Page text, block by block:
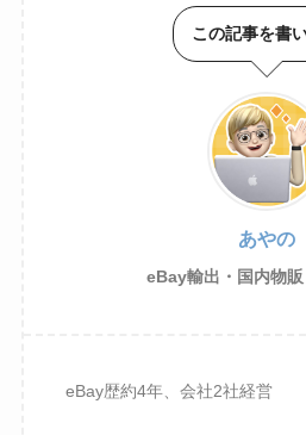
この記事を書
あやの
eBay輸出・国内物
eBay歴約4年、会社2社経営